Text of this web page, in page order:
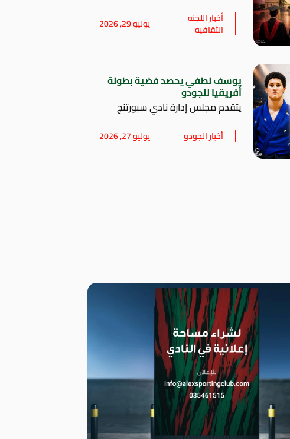
أخبار اللجنه
الثقافيه يوليو 29, 2026
يوسف لطفي يحصد فضية بطولة
أفريقيا للجودو
يتقدم مجلس إدارة نادي سبورتنج
أخبار الجودو يوليو 27, 2026